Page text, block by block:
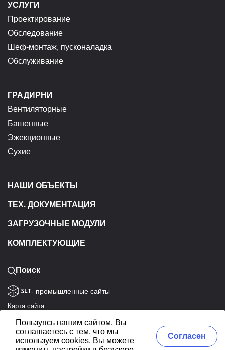
Пользуясь нашим сайтом, Вы
соглашаетесь с тем, что мы
используем cookies. Вы можете
Согласен
УСЛУГИ
Проектирование
Обследование
Шеф-монтаж, пусконаладка
Обслуживание
ГРАДИРНИ
Вентиляторные
Башенные
Эжекционные
Сухие
НАШИ ОБЪЕКТЫ
ТЕХ. ДОКУМЕНТАЦИЯ
ЗАГРУЗОЧНЫЕ МОДУЛИ
КОМПЛЕКТУЮЩИЕ
Поиск
- промышленные сайты
Карта сайта
Политика конфиденциальности
Согласие на обработку данных
ЭКОТЭП © 1992-2026. Все права защищены